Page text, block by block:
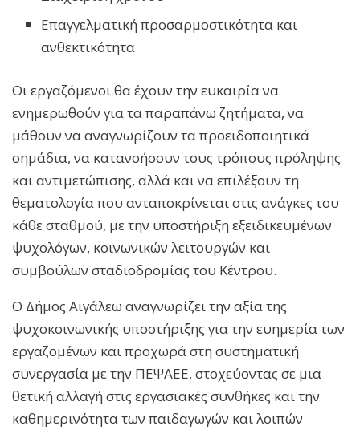
Επαγγελματική προσαρμοστικότητα και
ανθεκτικότητα
Οι εργαζόμενοι θα έχουν την ευκαιρία να
ενημερωθούν για τα παραπάνω ζητήματα, να
μάθουν να αναγνωρίζουν τα προειδοποιητικά
σημάδια, να κατανοήσουν τους τρόπους πρόληψης
και αντιμετώπισης, αλλά και να επιλέξουν τη
θεματολογία που ανταποκρίνεται στις ανάγκες του
κάθε σταθμού, με την υποστήριξη εξειδικευμένων
ψυχολόγων, κοινωνικών λειτουργών και
συμβούλων σταδιοδρομίας του Κέντρου.
Ο Δήμος Αιγάλεω αναγνωρίζει την αξία της
ψυχοκοινωνικής υποστήριξης για την ευημερία των
εργαζομένων και προχωρά στη συστηματική
συνεργασία με την ΠΕΨΑΕΕ, στοχεύοντας σε μια
θετική αλλαγή στις εργασιακές συνθήκες και την
καθημερινότητα των παιδαγωγών και λοιπών